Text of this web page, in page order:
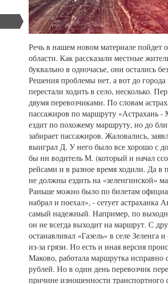
Речь в нашем новом материале пойдет
области. Как рассказали местные
буквально в одночасье, они остались
Решения проблемы нет, а вот до
перестали ходить в село, несколько.
двумя перевозчиками. По словам
пассажиров по маршруту «Астрахань -
ездит по похожему маршруту, но до
забирает пассажиров. Жаловались,
выиграл Д. У него было все хорошо с
бы ни водитель М. (который и начал
рейсами и в разное время ходили. Да
не должны ездить на «зеленгинской»
Раньше можно было по билетам
набрал и поехал», - сетует
самый надежный. Например, по
он не всегда выходит на маршрут. С
останавливал «Газель» в селе Зеленга
из-за грязи. Но есть и иная версия
Маково, работала маршрутка
рублей. Но в один день перевозчик
причине изношенности